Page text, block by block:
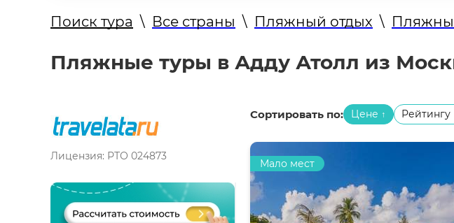
Поиск тура \ Все страны \ Пляжный отдых \
Пляжные туры в Адду Атолл из
Лицензия: РТО 024873
Сортировать по: Цене ↑ Рейтингу
Мало мест